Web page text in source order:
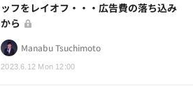
2023.6.12 Mon 12:00
ッフをレイオフ・・・広告費の落ち込み
から
Manabu Tsuchimoto